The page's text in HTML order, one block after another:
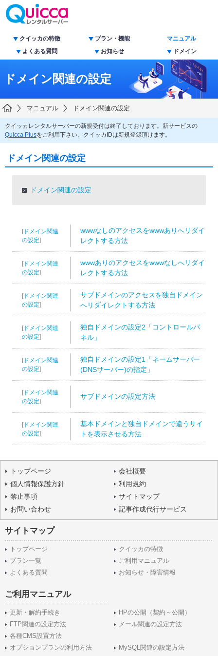
クイッカの特徴 プラン・機能
マニュアル
よくある質問
お知らせ ドメイン
ドメイン関連の設定
マニュアル ドメイン関連の設定
クイッカレンタルサーバーの新規受付は終了しております。新サービスの
Quicca Plusをご利用下さい。クイッカIDは新規登録頂けます。
ドメイン関連の設定
ドメイン関連の設定
[ドメイン関連
の設定]
wwwなしのアクセスをwwwありへリダイ
レクトする方法
[ドメイン関連
の設定]
wwwありのアクセスをwwwなしへリダイ
レクトする方法
[ドメイン関連
の設定]
サブドメインのアクセスを独自ドメイン
へリダイレクトする方法
[ドメイン関連
の設定]
独自ドメインの設定2「コントロールパ
ネル」
[ドメイン関連
の設定]
独自ドメインの設定1「ネームサーバー
(DNSサーバー)の指定」
[ドメイン関連
の設定]
サブドメインの設定方法
[ドメイン関連
の設定]
基本ドメインと独自ドメインで違うサイ
トを表示させる方法
トップページ
会社概要
個人情報保護方針
利用規約
禁止事項
サイトマップ
お問い合わせ
記事作成代行サービス
サイトマップ
トップページ
クイッカの特徴
プラン一覧
ご利用マニュアル
よくある質問
お知らせ・障害情報
ご利用マニュアル
更新・解約手続き
HPの公開（契約～公開）
FTP関連の設定方法
メール関連の設定方法
各種CMS設置方法
オプションプランの利用方法
MySQL関連の設定方法